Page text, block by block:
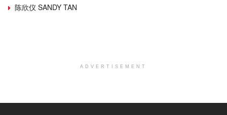
陈欣仪 SANDY TAN
ADVERTISEMENT